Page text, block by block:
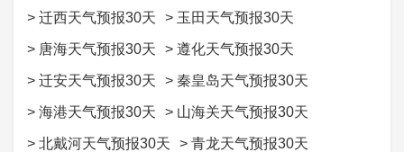
> 迁西天气预报30天 > 玉田天气预报30天
> 唐海天气预报30天 > 遵化天气预报30天
> 迁安天气预报30天 > 秦皇岛天气预报30天
> 海港天气预报30天 > 山海关天气预报30天
> 北戴河天气预报30天 > 青龙天气预报30天